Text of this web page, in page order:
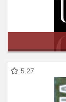
5.27